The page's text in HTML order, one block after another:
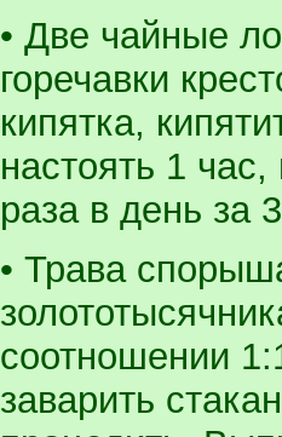
• Две чайные
горечавки
кипятка,
настоять 1
раза в день за
• Трава
соотношении
заварить